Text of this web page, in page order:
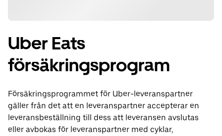
Uber Eats
försäkringsprogram
Försäkringsprogrammet för Uber-leveranspartner
gäller från det att en leveranspartner accepterar en
leveransbeställning till dess att leveransen avslutas
eller avbokas för leveranspartner med cyklar,